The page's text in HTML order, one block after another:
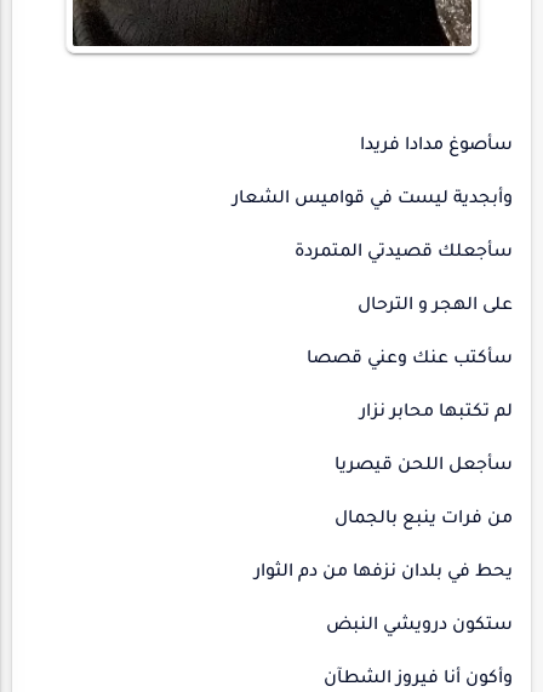
سأصوغ مدادا فريدا
وأبجدية ليست في قواميس الشعار
سأجعلك قصيدتي المتمردة
على الهجر و الترحال
سأكتب عنك وعني قصصا
لم تكتبها محابر نزار
سأجعل اللحن قيصريا
من فرات ينبع بالجمال
يحط في بلدان نزفها من دم الثوار
ستكون درويشي النبض
وأكون أنا فيروز الشطآن